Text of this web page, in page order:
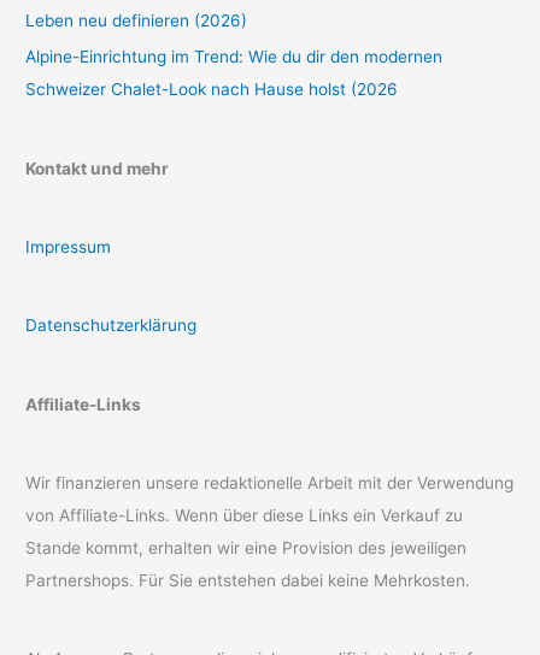
Leben neu definieren (2026)
Alpine-Einrichtung im Trend: Wie du dir den modernen
Schweizer Chalet-Look nach Hause holst (2026
Kontakt und mehr
Impressum
Datenschutzerklärung
Affiliate-Links
Wir finanzieren unsere redaktionelle Arbeit mit der Verwendung
von Affiliate-Links. Wenn über diese Links ein Verkauf zu
Stande kommt, erhalten wir eine Provision des jeweiligen
Partnershops. Für Sie entstehen dabei keine Mehrkosten.